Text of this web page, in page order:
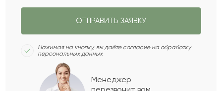
Арина
ОТПРАВИТЬ ЗАЯВКУ
Нажимая на кнопку, вы даёте согласие на обработку
персональных данных
Менеджер